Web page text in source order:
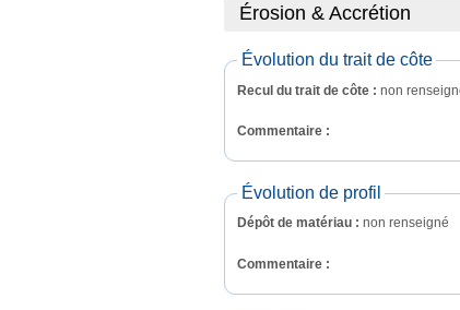
Érosion & Accrétion
Évolution du trait de côte
Recul du trait de côte : non
Commentaire :
Évolution de profil
Dépôt de matériau : non renseigné
Commentaire :